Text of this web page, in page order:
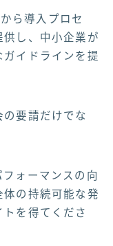
ら導入プロセ
供し、中小企業が
イドラインを提
要請だけでな
ォーマンスの向
体の持続可能な発
を得てくださ